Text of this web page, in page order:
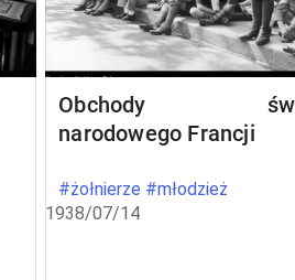
Obchody
narodowego Francji
#żołnierze #młodzież
1938/07/14